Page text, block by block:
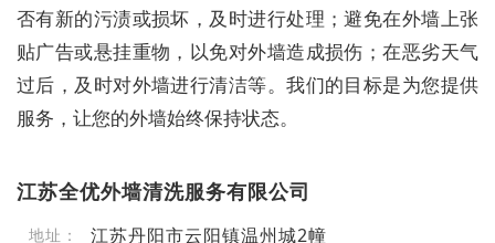
否有新的污渍或损坏，及时进行处理；避免在外墙上张
贴广告或悬挂重物，以免对外墙造成损伤；在恶劣天气
过后，及时对外墙进行清洁等。我们的目标是为您提供
服务，让您的外墙始终保持状态。
江苏全优外墙清洗服务有限公司
地址： 江苏丹阳市云阳镇温州城2幢